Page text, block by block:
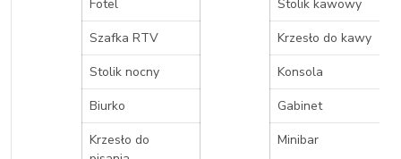
Fotel
Stolik kawowy
Szafka RTV
Krzesło do kawy
Stolik nocny
Konsola
Biurko
Gabinet
Krzesło do
Minibar